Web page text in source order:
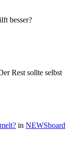
besser?
Rest sollte selbst
in NEWSboard